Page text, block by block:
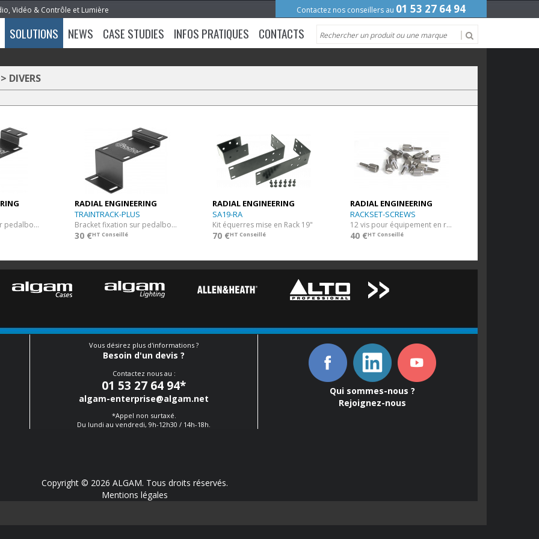
Vidéo & Contrôle et Lumière Contactez nos conseillers au 01 53 27 64 94
SOLUTIONS NEWS CASE STUDIES INFOS PRATIQUES CONTACTS
> DIVERS
Bracket fixation sur pedalboard - format simple
RADIAL ENGINEERING
TRAINTRACK-PLUS
Bracket fixation sur pedalboard - grand format
30 €HT Conseillé
RADIAL ENGINEERING
SA19-RA
Kit équerres mise en Rack 19"
70 €HT Conseillé
RADIAL ENGINEERING
RACKSET-SCREWS
12 vis pour équipement en rack
40 €HT Conseillé
Vous désirez plus d'informations ?
Besoin d'un devis ?
Contactez nous au :
01 53 27 64 94*
algam-enterprise@algam.net
*Appel non surtaxé.
Du lundi au vendredi, 9h-12h30 / 14h-18h.
Qui sommes-nous ?
Rejoignez-nous
Copyright © 2026 ALGAM. Tous droits réservés.
Mentions légales